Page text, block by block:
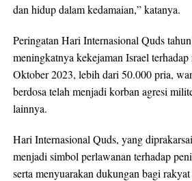
dan hidup dalam kedamaian,” katanya.
Peringatan Hari Internasional Quds
meningkatnya kekejaman Israel
Oktober 2023, lebih dari 50.000 pria,
berdosa telah menjadi korban agresi
lainnya.
Hari Internasional Quds, yang
menjadi simbol perlawanan terhadap
serta menyuarakan dukungan bagi